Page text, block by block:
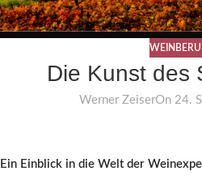
Die Kunst des
Werner ZeiserOn 24.
Ein Einblick in die Welt der